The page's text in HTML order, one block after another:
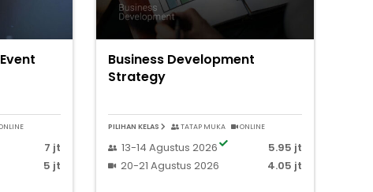
7 jt
5 jt
Business Development
Strategy
PILIHAN KELAS TATAP MUKA ONLINE
13-14 Agustus 2026
5.95 jt
20-21 Agustus 2026
4.05 jt